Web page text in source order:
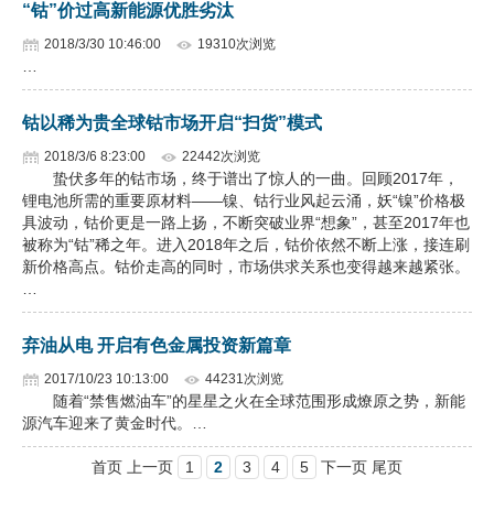
“钴”价过高新能源优胜劣汰
2018/3/30 10:46:00 19310次浏览
钴以稀为贵全球钴市场开启“扫货”模式
2018/3/6 8:23:00 22442次浏览
蛰伏多年的钴市场，终于谱出了惊人的一曲。回顾2017年，
锂电池所需的重要原材料——镍、钴行业风起云涌，妖“镍”价格极
具波动，钴价更是一路上扬，不断突破业界“想象”，甚至2017年也
被称为“钴”稀之年。进入2018年之后，钴价依然不断上涨，接连刷
新价格高点。钴价走高的同时，市场供求关系也变得越来越紧张。
弃油从电 开启有色金属投资新篇章
2017/10/23 10:13:00 44231次浏览
随着“禁售燃油车”的星星之火在全球范围形成燎原之势，新能
源汽车迎来了黄金时代。…
首页 上一页 1 2 3 4 5 下一页 尾页